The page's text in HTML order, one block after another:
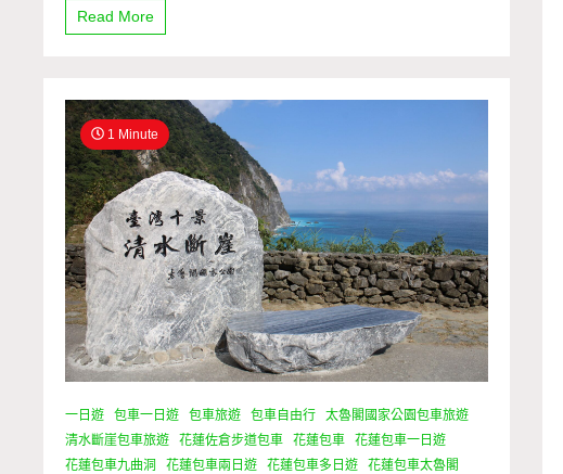
Read More
1 Minute
一日遊 包車一日遊 包車旅遊 包車自由行
太魯閣國家公園包車旅遊
清水斷崖包車旅遊
花蓮佐倉步道包車 花蓮包車
花蓮包車一日遊
花蓮包車九曲洞
花蓮包車兩日遊 花蓮包車多日遊
花蓮包車太魯閣